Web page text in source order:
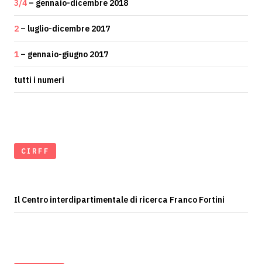
3/4 – gennaio-dicembre 2018
2 – luglio-dicembre 2017
1 – gennaio-giugno 2017
tutti i numeri
CIRFF
Il Centro interdipartimentale di ricerca Franco Fortini